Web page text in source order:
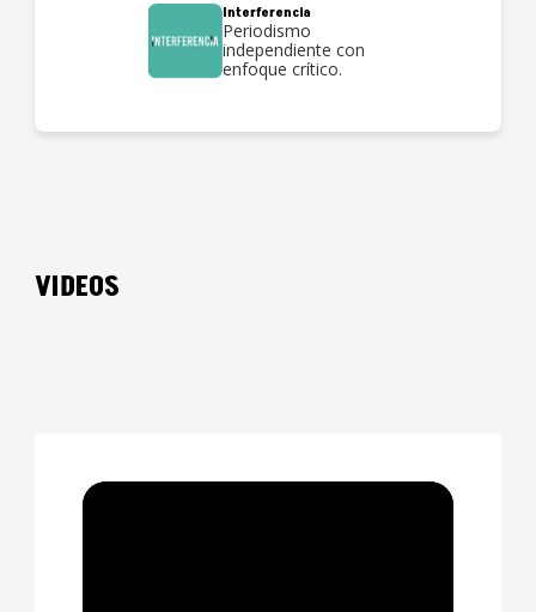
Interferencia
Periodismo
independiente con
enfoque crítico.
VIDEOS